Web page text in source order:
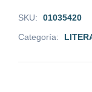
SKU:
01035420
Categoría: